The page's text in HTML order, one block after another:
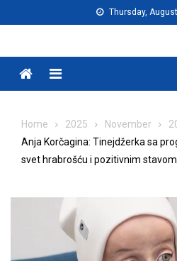
to
Thursday,
Menu
Home 2025 November
Anja Korčagina: Tinejdžerka sa
svet hrabrošću i pozitivnim stavom